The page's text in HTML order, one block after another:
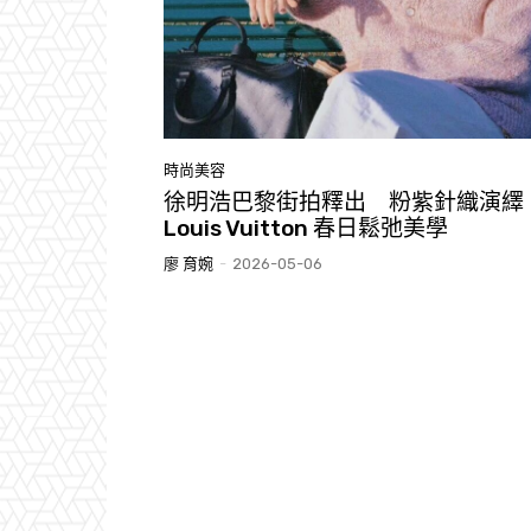
時尚美容
徐明浩巴黎街拍釋出 粉紫針織演繹
Louis Vuitton 春日鬆弛美學
廖 育婉 - 2026-05-06